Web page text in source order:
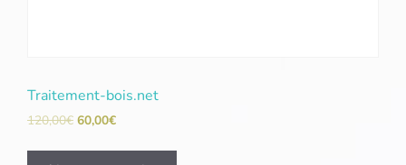
Traitement-bois.net
120,00€ 60,00€